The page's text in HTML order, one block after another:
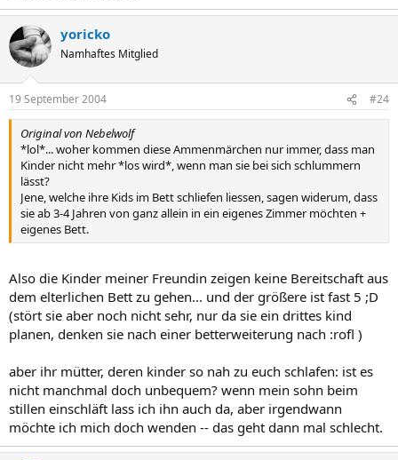
yoricko
Namhaftes Mitglied
19 September 2004 #24
Original von Nebelwolf
*lol*... woher kommen diese Ammenmärchen nur immer, dass man
Kinder nicht mehr *los wird*, wenn man sie bei sich schlummern
lässt?
Jene, welche ihre Kids im Bett schliefen liessen, sagen widerum, dass
sie ab 3-4 Jahren von ganz allein in ein eigenes Zimmer möchten +
eigenes Bett.
Also die Kinder meiner Freundin zeigen keine Bereitschaft aus
dem elterlichen Bett zu gehen... und der größere ist fast 5 ;D
(stört sie aber noch nicht sehr, nur da sie ein drittes kind
planen, denken sie nach einer betterweiterung nach :rofl )
aber ihr mütter, deren kinder so nah zu euch schlafen: ist es
nicht manchmal doch unbequem? wenn mein sohn beim
stillen einschläft lass ich ihn auch da, aber irgendwann
möchte ich mich doch wenden -- das geht dann mal schlecht.